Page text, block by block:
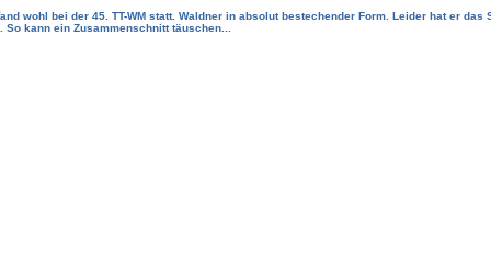
wohl bei der 45. TT-WM statt. Waldner in absolut bestechender Form. Leider hat er das
So kann ein Zusammenschnitt täuschen...